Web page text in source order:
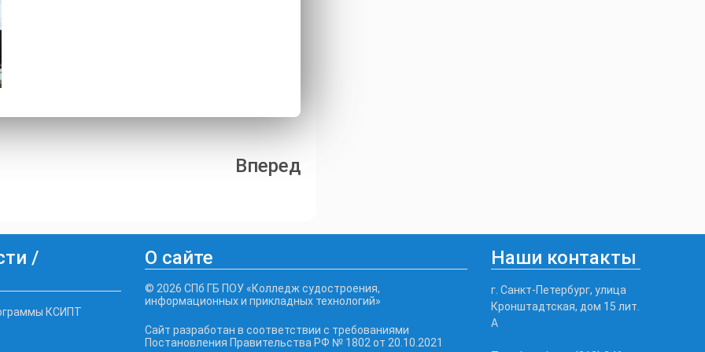
Вперед
/
КСИПТ
О сайте
© 2026 СПб ГБ ПОУ «Колледж судостроения,
информационных и прикладных технологий»
Сайт разработан в соответствии с требованиями
Постановления Правительства РФ № 1802 от 20.10.2021
Наши контакты
г. Санкт-Петербург, улица
Кронштадтская, дом 15 лит.
А